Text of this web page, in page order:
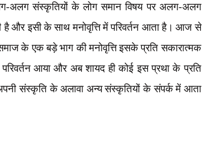
अलग संस्कृतियों के लोग समान विषय पर अलग-अलग
है और इसी के साथ मनोवृत्ति में परिवर्तन आता है। आज से
के एक बड़े भाग की मनोवृत्ति इसके प्रति सकारात्मक
आया और अब शायद ही कोई इस प्रथा के प्रति
संस्कृति के अलावा अन्य संस्कृतियों के संपर्क में आता